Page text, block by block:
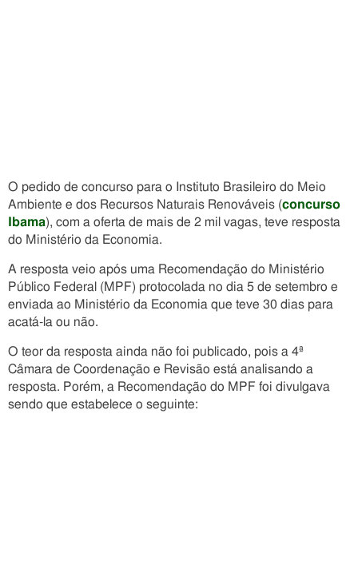
O pedido de concurso para o Instituto Brasileiro do Meio
Ambiente e dos Recursos Naturais Renováveis (concurso
Ibama), com a oferta de mais de 2 mil vagas, teve resposta
do Ministério da Economia.
A resposta veio após uma Recomendação do Ministério
Público Federal (MPF) protocolada no dia 5 de setembro e
enviada ao Ministério da Economia que teve 30 dias para
acatá-la ou não.
O teor da resposta ainda não foi publicado, pois a 4ª
Câmara de Coordenação e Revisão está analisando a
resposta. Porém, a Recomendação do MPF foi divulgava
sendo que estabelece o seguinte: